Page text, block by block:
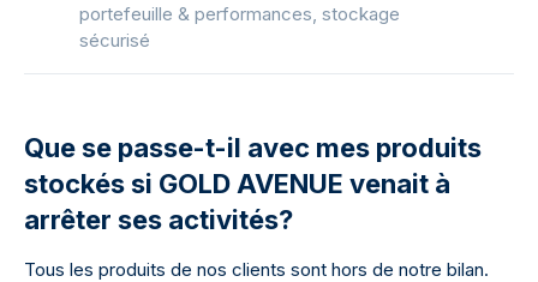
portefeuille & performances, stockage
sécurisé
Que se passe-t-il avec mes produits
stockés si GOLD AVENUE venait à
arrêter ses activités?
Tous les produits de nos clients sont hors de notre bilan.